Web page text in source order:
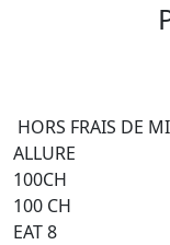
ALLURE
100CH
100 CH
EAT 8